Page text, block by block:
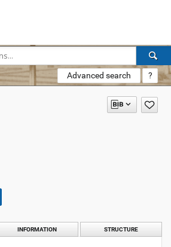
Advanced search ?
INFORMATION STRUCTURE